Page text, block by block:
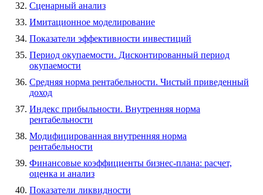
Сценарный анализ
Имитационное моделирование
Показатели эффективности инвестиций
Период окупаемости. Дисконтированный период
окупаемости
Средняя норма рентабельности. Чистый приведенный
доход
Индекс прибыльности. Внутренняя норма
рентабельности
Модифицированная внутренняя норма
рентабельности
Финансовые коэффициенты бизнес-плана: расчет,
оценка и анализ
Показатели ликвидности